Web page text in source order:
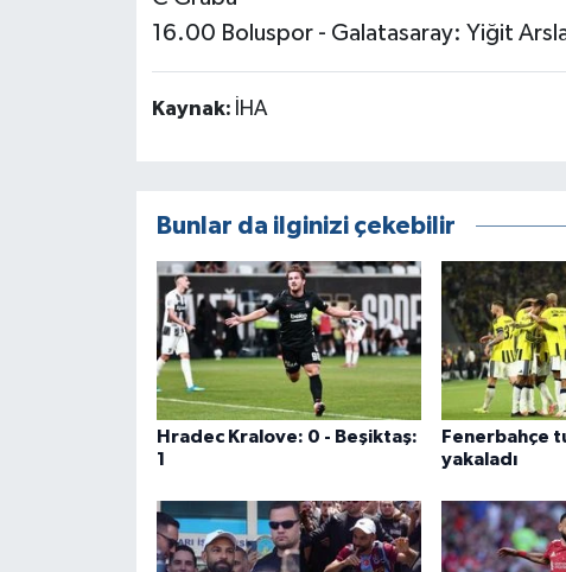
16.00 Boluspor - Galatasaray: Yiğit
Kaynak: İHA
Bunlar da ilginizi çekebilir
Hradec Kralove: 0 - Beşiktaş:
1
Fenerbahçe
yakaladı